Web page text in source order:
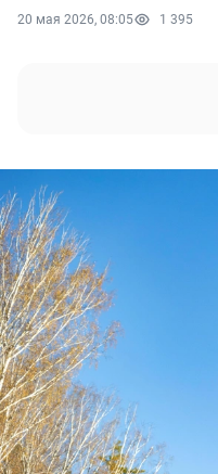
20 мая 2026, 08:05 1 395